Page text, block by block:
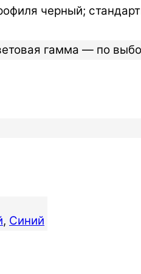
черный;
гамма — по
, Синий